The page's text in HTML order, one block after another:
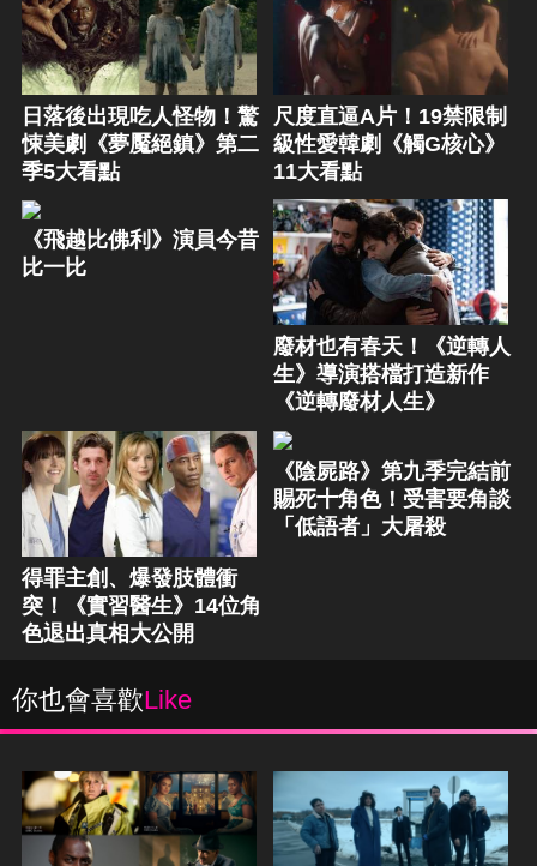
日落後出現吃人怪物！驚
悚美劇《夢魘絕鎮》第二
季5大看點
尺度直逼A片！19禁限制
級性愛韓劇《觸G核心》
11大看點
《飛越比佛利》演員今昔
比一比
廢材也有春天！《逆轉人
生》導演搭檔打造新作
《逆轉廢材人生》
得罪主創、爆發肢體衝
突！《實習醫生》14位角
色退出真相大公開
《陰屍路》第九季完結前
賜死十角色！受害要角談
「低語者」大屠殺
你也會喜歡Like